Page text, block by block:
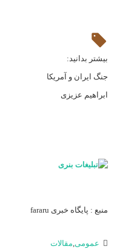
بیشتر بدانید:
جنگ ایران و آمریکا
ابراهیم عزیزی
منبع : پایگاه خبری fararu
عمومی,مقالات